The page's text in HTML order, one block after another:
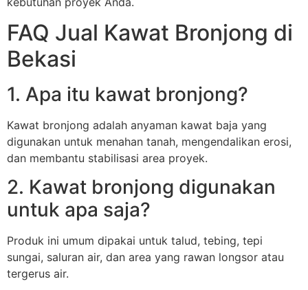
FAQ Jual Kawat Bronjong di
Bekasi
1. Apa itu kawat bronjong?
Kawat bronjong adalah anyaman kawat baja yang
digunakan untuk menahan tanah, mengendalikan erosi,
dan membantu stabilisasi area proyek.
2. Kawat bronjong digunakan
untuk apa saja?
Produk ini umum dipakai untuk talud, tebing, tepi
sungai, saluran air, dan area yang rawan longsor atau
tergerus air.